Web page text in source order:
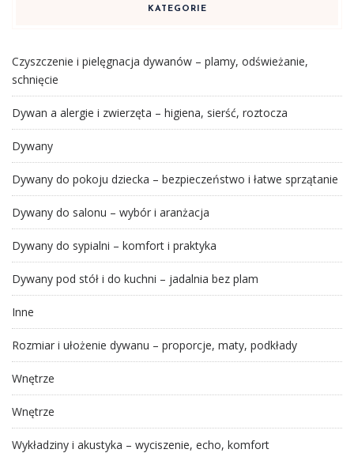
KATEGORIE
Czyszczenie i pielęgnacja dywanów – plamy, odświeżanie,
schnięcie
Dywan a alergie i zwierzęta – higiena, sierść, roztocza
Dywany
Dywany do pokoju dziecka – bezpieczeństwo i łatwe sprzątanie
Dywany do salonu – wybór i aranżacja
Dywany do sypialni – komfort i praktyka
Dywany pod stół i do kuchni – jadalnia bez plam
Inne
Rozmiar i ułożenie dywanu – proporcje, maty, podkłady
Wnętrze
Wnętrze
Wykładziny i akustyka – wyciszenie, echo, komfort